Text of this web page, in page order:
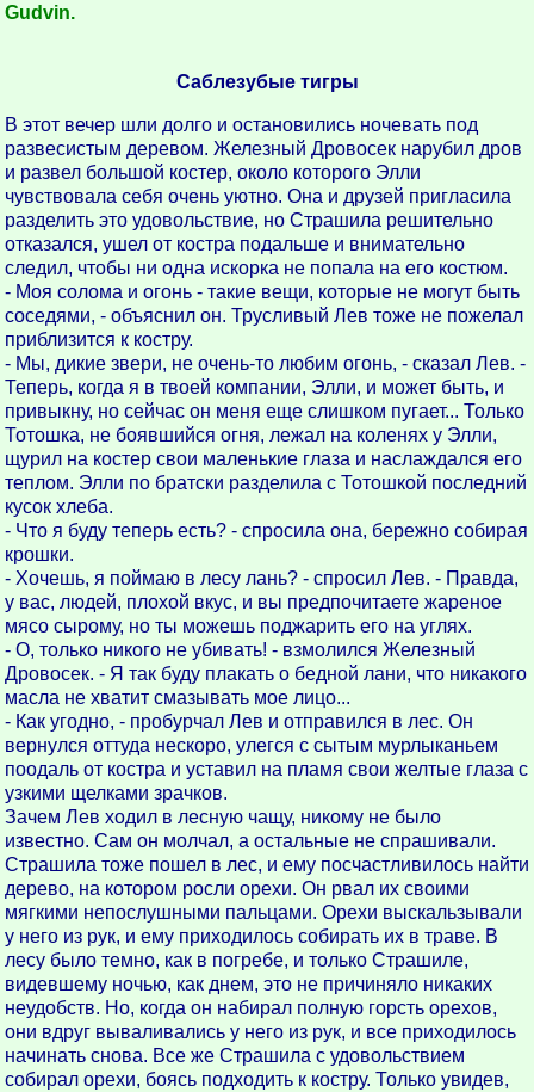
Gudvin.
Саблезубые тигры
В этот вечер шли долго и остановились ночевать под
развесистым деревом. Железный Дровосек нарубил дров
и развел большой костер, около которого Элли
чувствовала себя очень уютно. Она и друзей пригласила
разделить это удовольствие, но Страшила решительно
отказался, ушел от костра подальше и внимательно
следил, чтобы ни одна искорка не попала на его костюм.
- Моя солома и огонь - такие вещи, которые не могут быть
соседями, - объяснил он. Трусливый Лев тоже не пожелал
приблизится к костру.
- Мы, дикие звери, не очень-то любим огонь, - сказал Лев. -
Теперь, когда я в твоей компании, Элли, и может быть, и
привыкну, но сейчас он меня еще слишком пугает... Только
Тотошка, не боявшийся огня, лежал на коленях у Элли,
щурил на костер свои маленькие глаза и наслаждался его
теплом. Элли по братски разделила с Тотошкой последний
кусок хлеба.
- Что я буду теперь есть? - спросила она, бережно собирая
крошки.
- Хочешь, я поймаю в лесу лань? - спросил Лев. - Правда,
у вас, людей, плохой вкус, и вы предпочитаете жареное
мясо сырому, но ты можешь поджарить его на углях.
- О, только никого не убивать! - взмолился Железный
Дровосек. - Я так буду плакать о бедной лани, что никакого
масла не хватит смазывать мое лицо...
- Как угодно, - пробурчал Лев и отправился в лес. Он
вернулся оттуда нескоро, улегся с сытым мурлыканьем
поодаль от костра и уставил на пламя свои желтые глаза с
узкими щелками зрачков.
Зачем Лев ходил в лесную чащу, никому не было
известно. Сам он молчал, а остальные не спрашивали.
Страшила тоже пошел в лес, и ему посчастливилось найти
дерево, на котором росли орехи. Он рвал их своими
мягкими непослушными пальцами. Орехи выскальзывали
у него из рук, и ему приходилось собирать их в траве. В
лесу было темно, как в погребе, и только Страшиле,
видевшему ночью, как днем, это не причиняло никаких
неудобств. Но, когда он набирал полную горсть орехов,
они вдруг вываливались у него из рук, и все приходилось
начинать снова. Все же Страшила с удовольствием
собирал орехи, боясь подходить к костру. Только увидев,